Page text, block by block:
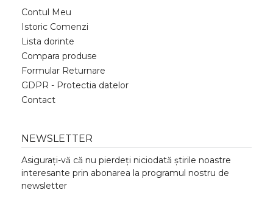
Contul Meu
Istoric Comenzi
Lista dorinte
Compara produse
Formular Returnare
GDPR - Protectia datelor
Contact
NEWSLETTER
Asigurați-vă că nu pierdeți niciodată știrile noastre
interesante prin abonarea la programul nostru de
newsletter